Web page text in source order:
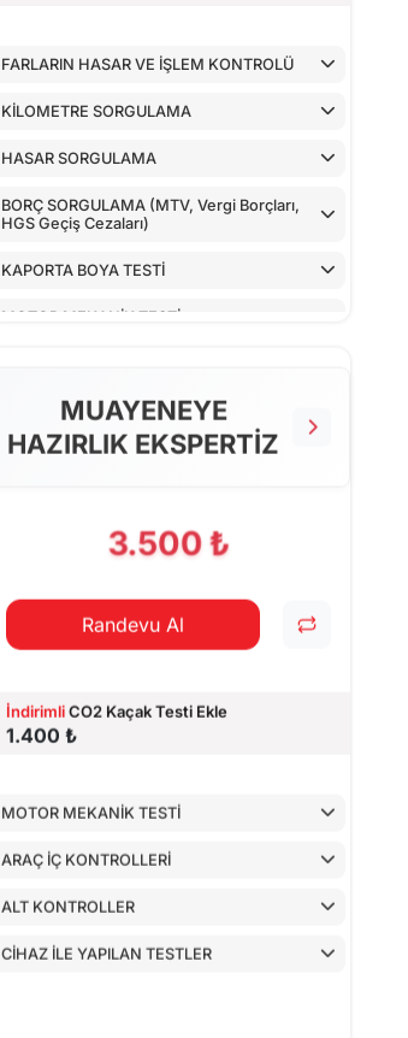
FARLARIN HASAR VE İŞLEM KONTROLÜ
KİLOMETRE SORGULAMA
HASAR SORGULAMA
BORÇ SORGULAMA (MTV, Vergi Borçları,
HGS Geçiş Cezaları)
KAPORTA BOYA TESTİ
MOTOR MEKANİK TESTİ
ALT KONTROLLER
AİRBAGLERİN CİHAZ İLE KONTROLÜ
MUAYENEYE
HAZIRLIK EKSPERTİZ
3.500 ₺
Randevu Al
İndirimliCO2 Kaçak Testi Ekle
1.400 ₺
MOTOR MEKANİK TESTİ
ARAÇ İÇ KONTROLLERİ
ALT KONTROLLER
CİHAZ İLE YAPILAN TESTLER